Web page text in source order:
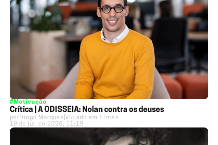
#Motivação
Crítica | A ODISSEIA: Nolan contra os deuses
por Diogo Marques Viciado em filmes
19 de jul. de 2026, 11:19